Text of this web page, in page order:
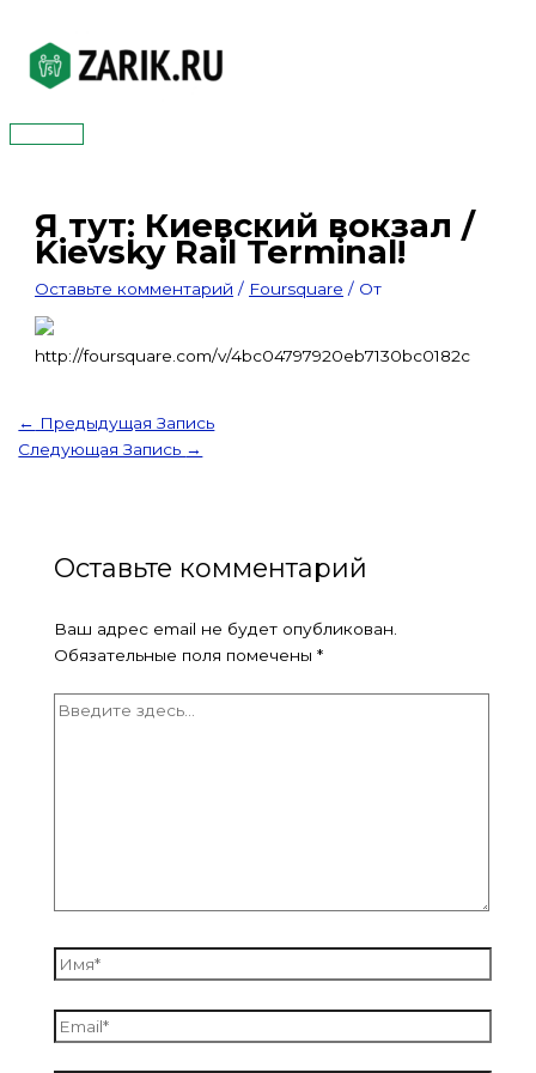
содержимому
Главное
Я тут: Киевский вокзал /
Kievsky Rail Terminal!
Оставьте комментарий / Foursquare / От
http://foursquare.com/v/4bc04797920eb7130bc0182c
← Предыдущая Запись
Следующая Запись →
Оставьте комментарий
Ваш адрес email не будет опубликован.
Обязательные поля помечены *
Введите
Имя*
Email*